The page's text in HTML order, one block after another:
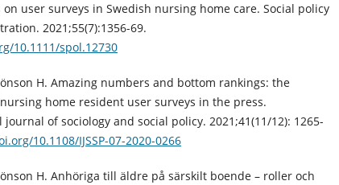
on user surveys in Swedish nursing home care. Social policy
2021;55(7):1356-69.
10.1111/spol.12730
H. Amazing numbers and bottom rankings: the
home resident user surveys in the press.
of sociology and social policy. 2021;41(11/12): 1265-
10.1108/IJSSP-07-2020-0266
H. Anhöriga till äldre på särskilt boende – roller och